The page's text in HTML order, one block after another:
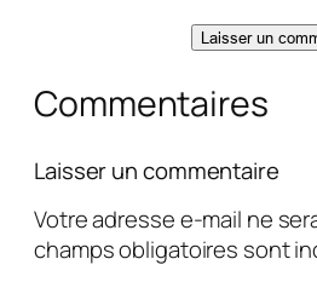
Commentaires
Laisser un commentaire
Votre adresse e-mail ne
champs obligatoires sont